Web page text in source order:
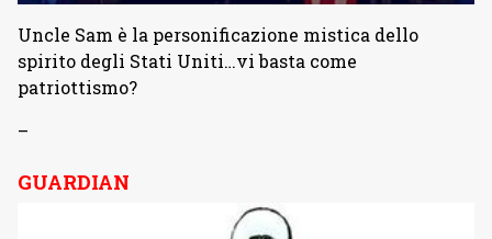
Uncle Sam è la personificazione mistica dello
spirito degli Stati Uniti…vi basta come
patriottismo?
–
GUARDIAN